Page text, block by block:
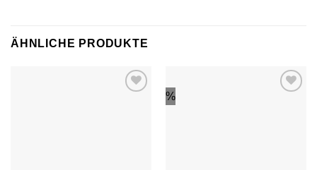
ÄHNLICHE PRODUKTE
%